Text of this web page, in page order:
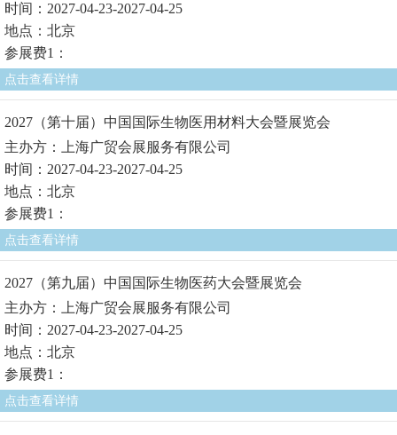
时间：2027-04-23-2027-04-25
地点：北京
参展费1：
点击查看详情
2027（第十届）中国国际生物医用材料大会暨展览会
主办方：上海广贸会展服务有限公司
时间：2027-04-23-2027-04-25
地点：北京
参展费1：
点击查看详情
2027（第九届）中国国际生物医药大会暨展览会
主办方：上海广贸会展服务有限公司
时间：2027-04-23-2027-04-25
地点：北京
参展费1：
点击查看详情